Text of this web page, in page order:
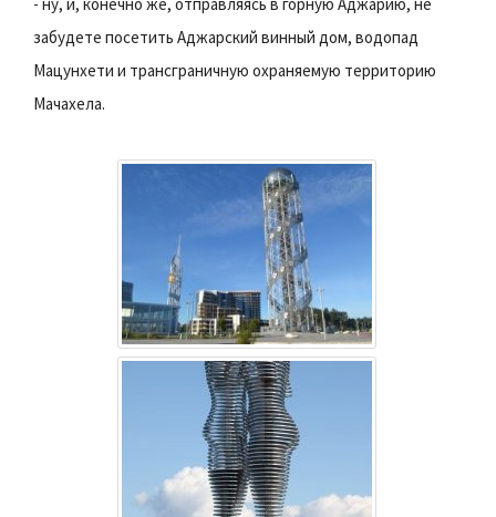
забудете посетить Аджарский винный дом, водопад
Мацунхети и трансграничную охраняемую территорию
Мачахела.